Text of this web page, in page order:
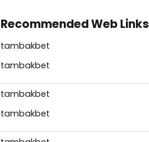
Recommended Web Links
tambakbet
tambakbet
tambakbet
tambakbet